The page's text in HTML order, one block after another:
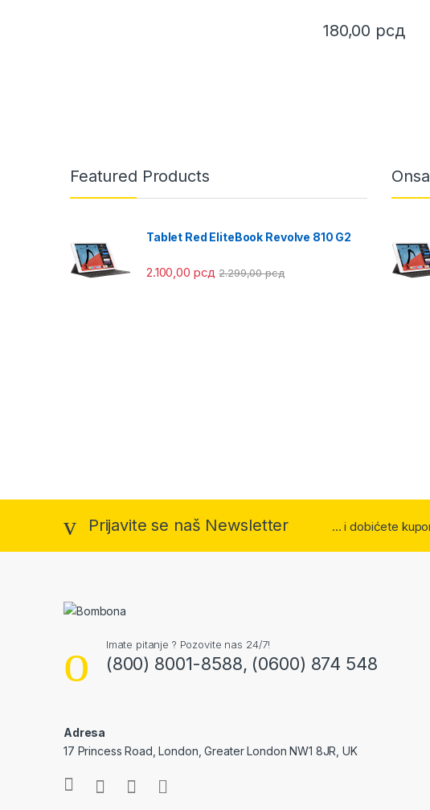
180,00 рсд
This product has
Featured Products
Tablet Red EliteBook Revolve 810 G2
2.100,00 рсд 2.299,00рсд
Prijavite se naš Newsletter ... i dobićete
Imate pitanje ? Pozovite nas 24/7!
(800) 8001-8588, (0600) 874 548
Adresa
17 Princess Road, London, Greater London NW1 8JR, UK